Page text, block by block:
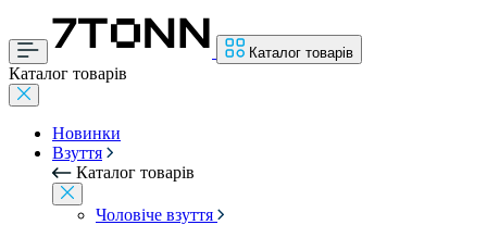
Каталог товарів
Каталог товарів
Новинки
Взуття
Каталог товарів
Чоловіче взуття